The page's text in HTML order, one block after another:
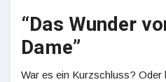
“Das Wunder
Dame”
War es ein Kurzschluss? Oder